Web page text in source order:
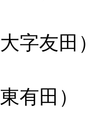
字友田）
有田）